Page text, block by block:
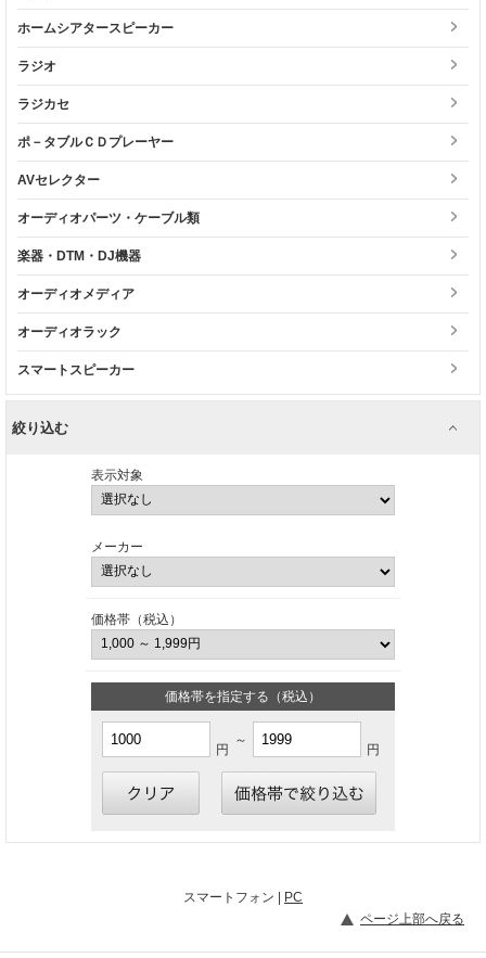
ホームシアタースピーカー
ラジオ
ラジカセ
ポ－タブルＣＤプレーヤー
AVセレクター
オーディオパーツ・ケーブル類
楽器・DTM・DJ機器
オーディオメディア
オーディオラック
スマートスピーカー
絞り込む
表示対象
メーカー
価格帯（税込）
価格帯を指定する（税込）
円
～
円
スマートフォン | PC
ページ上部へ戻る